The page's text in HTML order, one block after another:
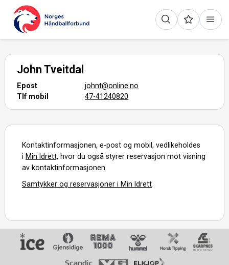
John Tveitdal
Epost
johnt@online.no
Tlf mobil
47-41240820
Kontaktinformasjonen, e-post og mobil, vedlikeholdes
i Min Idrett, hvor du også styrer reservasjon mot visning
av kontaktinformasjonen.
Samtykker og reservasjoner i Min Idrett